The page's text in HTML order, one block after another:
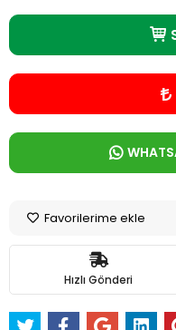
Favorilerime ekle
Hızlı Gönderi